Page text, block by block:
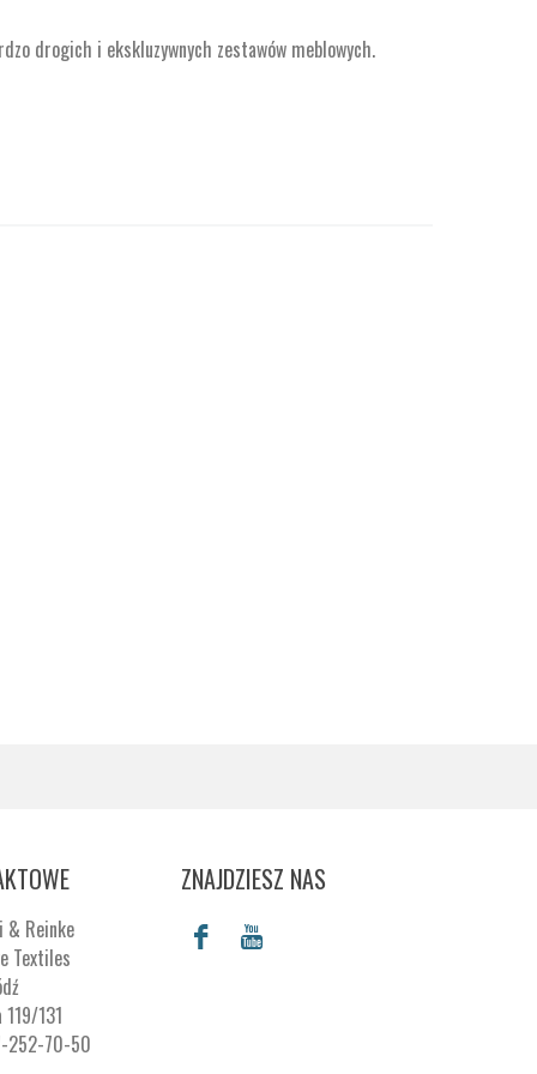
drogich i ekskluzywnych zestawów meblowych.
& Reinke
Textiles
131
252-70-50
ZNAJDZIESZ NAS